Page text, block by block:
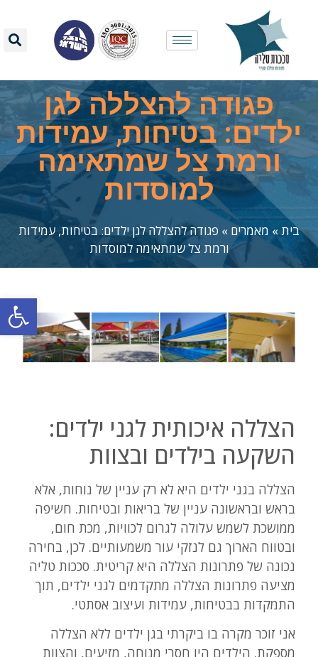
פגודה להצללה לגן
ילדים: בטיחות, עמידות
ורמת צל שמתאימה
למוסדות
בית» מאמרים » פגודה להצללה לגן ילדים: בטיחות, עמידות
ורמת צל שמתאימה למוסדות
הצללה איכותית לגני ילדים:
השקעה בילדים ובצוות
הצללה בגני ילדים היא לא רק עניין של נוחות, אלא
בראש ובראשונה עניין של בריאות ובטיחות. חשיפה
ממושכת לשמש עלולה לגרום לכוויות, מכת חום,
ובטווח הארוך גם לנזקי עור משמעותיים. לכן, בחירה
נכונה של פתרונות הצללה היא קריטית. סככות טליה
מציעה פתרונות הצללה מתקדמים לגני ילדים, תוך
התמקדות בבטיחות, עמידות ועיצוב אסתטי.
אני זוכר מקרה בו ביקרתי בגן ילדים ללא הצללה
מספקת. הילדים היו חסרי מנוחה, מזיעים, והצוות